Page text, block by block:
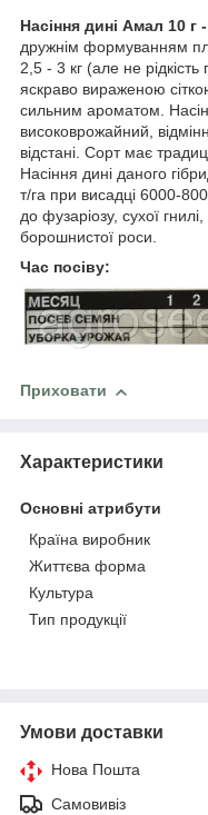
Насіння дині Амал 10 г -
дружнім формуванням
2,5 - 3 кг (але не
яскраво вираженою
сильним ароматом.
високоврожайний,
відстані. Сорт має
Насіння дині даного
т/га при висадці 6000-
до фузаріозу, сухої
борошнистої роси.
Час посіву:
Приховати
Характеристики
Основні атрибути
Країна виробник
Життєва форма
Культура
Тип продукції
Умови доставки
Нова Пошта
Самовивіз